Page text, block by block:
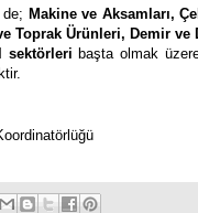
Makine ve Aksamları,
Toprak Ürünleri, Demir
sektörleri başta olmak